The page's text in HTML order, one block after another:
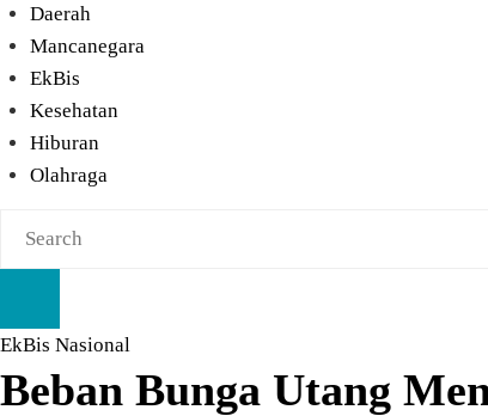
Daerah
Mancanegara
EkBis
Kesehatan
Hiburan
Olahraga
EkBis Nasional
Beban Bunga Utang